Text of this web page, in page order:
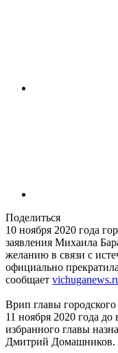
Поделиться
10 ноября 2020 года
заявления Михаила
желанию в связи с
официально
сообщает
Врип главы
11 ноября 2020 года
избранного главы
Дмитрий Домашников.